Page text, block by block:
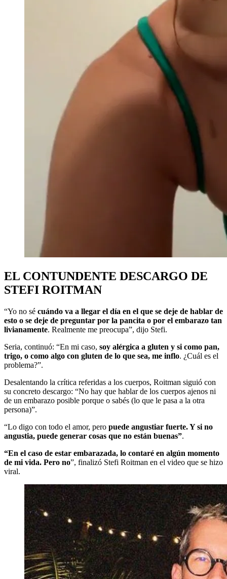
EL CONTUNDENTE DESCARGO DE
STEFI ROITMAN
“Yo no sé cuándo va a llegar el día en el que se deje de hablar de
esto o se deje de preguntar por la pancita o por el embarazo tan
livianamente. Realmente me preocupa”, dijo Stefi.
Seria, continuó: “En mi caso, soy alérgica a gluten y si como pan,
trigo, o como algo con gluten de lo que sea, me inflo. ¿Cuál es el
problema?”.
Desalentando la crítica referidas a los cuerpos, Roitman siguió con
su concreto descargo: “No hay que hablar de los cuerpos ajenos ni
de un embarazo posible porque o sabés (lo que le pasa a la otra
persona)”.
“Lo digo con todo el amor, pero puede angustiar fuerte. Y si no
angustia, puede generar cosas que no están buenas”.
“En el caso de estar embarazada, lo contaré en algún momento
de mi vida. Pero no”, finalizó Stefi Roitman en el video que se hizo
viral.